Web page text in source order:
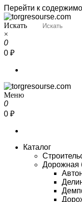
Перейти к
Torgresourse
Промышленный
Искать
×
0
0 ₽
Torgresourse
Промышленный
Меню
0
0 ₽
Каталог
Дорожная